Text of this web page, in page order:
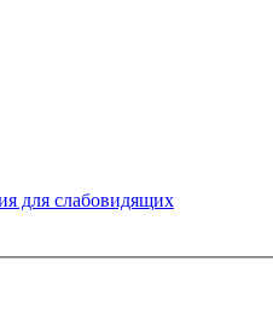
для слабовидящих